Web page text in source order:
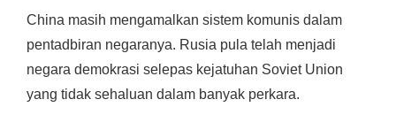
China masih mengamalkan sistem komunis dalam
pentadbiran negaranya. Rusia pula telah menjadi
negara demokrasi selepas kejatuhan Soviet Union
yang tidak sehaluan dalam banyak perkara.